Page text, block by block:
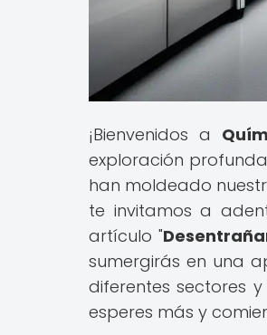
¡Bienvenidos a
exploración
han moldeado
te invitamos a
artículo "
sumergirás en una
diferentes sectores
esperes más y